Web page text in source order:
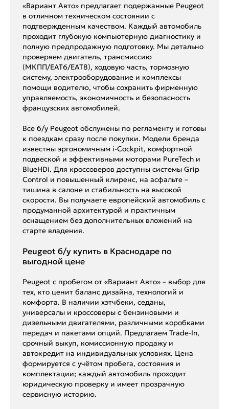
«Вариант Авто» предлагает подержанные Peugeot
в отличном техническом состоянии с
подтвержденным качеством. Каждый автомобиль
проходит глубокую компьютерную диагностику и
полную предпродажную подготовку. Мы детально
проверяем двигатель, трансмиссию
(МКПП/EAT6/EAT8), ходовую часть, тормозную
систему, электрооборудование и комплексы
помощи водителю, чтобы сохранить фирменную
управляемость, экономичность и безопасность
французских автомобилей.
Все б/у Peugeot обслужены по регламенту и готовы
к поездкам сразу после покупки. Модели бренда
известны эргономичным i-Cockpit, комфортной
подвеской и эффективными моторами PureTech и
BlueHDi. Для кроссоверов доступны системы Grip
Control и повышенный клиренс, на асфальте –
тишина в салоне и стабильность на высокой
скорости. Вы получаете европейский автомобиль с
продуманной архитектурой и практичным
оснащением без дополнительных вложений на
старте владения.
Peugeot б/у купить в Краснодаре по
выгодной цене
Peugeot с пробегом от «Вариант Авто» – выбор для
тех, кто ценит баланс дизайна, технологий и
комфорта. В наличии хэтчбеки, седаны,
универсалы и кроссоверы с бензиновыми и
дизельными двигателями, различными коробками
передач и пакетами опций. Предлагаем Trade-In,
срочный выкуп, комиссионную продажу и
автокредит на индивидуальных условиях. Цена
формируется с учётом пробега, состояния и
комплектации; каждый автомобиль проходит
юридическую проверку и имеет прозрачную
сервисную историю.